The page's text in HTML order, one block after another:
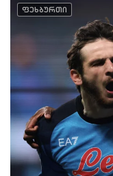
ფეხბურთი